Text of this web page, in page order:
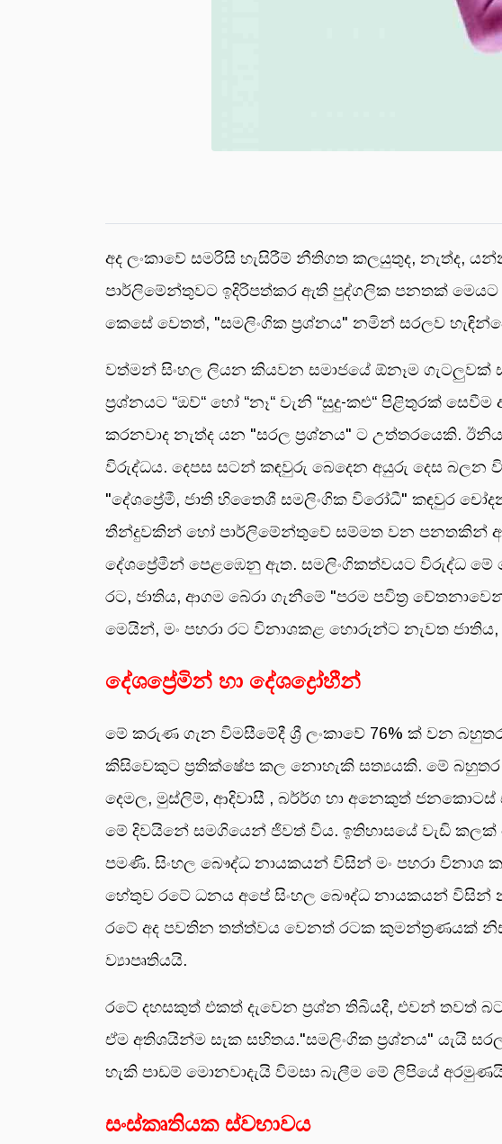
අද ලංකාවේ සමරිසි හැසිරීම් නීතිගත කලයුතුද, නැත්ද,
පාර්ලිමේන්තුවට ඉදිරිපත්කර ඇති පුද්ගලික පනතක්
කෙසේ වෙතත්, "සමලිංගික ප්‍රශ්නය" නමින් සරලව
වත්මන් සිංහල ලියන කියවන සමාජයේ ඕනෑම ගැටලුවක්
ප්‍රශ්නයට “ඔව්“ හෝ “නෑ“ වැනි “සුදු-කළු“ පිළිතුරක්
කරනවාද නැත්ද යන "සරල ප්‍රශ්නය" ට උත්තරයෙකි.
විරුද්ධය. දෙපස සටන් කඳවුරු බෙදෙන අයුරු දෙස බලන
"දේශප්‍රේමී, ජාති හිතෛශී සමලිංගික විරෝධී" කඳවුර
තීන්දුවකින් හෝ පාර්ලිමේන්තුවේ සම්මත වන පනතකින්
දේශප්‍රේමීන් පෙළඹෙනු ඇත. සමලිංගිකත්වයට විරුද්ධ
රට, ජාතිය, ආගම බේරා ගැනීමේ "පරම පවිත්‍ර
මෙයින්, මං පහරා රට විනාශකළ හොරුන්ට නැවත
දේශප්‍රේමින් හා දේශද්‍රෝහීන්
මේ කරුණ ගැන විමසීමේදී ශ්‍රී ලංකාවේ 76% ක් වන
කිසිවෙකුට ප්‍රතික්ෂේප කල නොහැකි සත්‍යයකි. මේ බහුතර
දෙමල, මුස්ලිම්, ආදිවාසී , බර්ර්ග හා අනෙකුත්
මේ දිවයිනේ සමගියෙන් ජිවත් විය. ඉතිහාසයේ වැඩි
පමණි. සිංහල බෞද්ධ නායකයන් විසින් මං පහරා විනාශ
හේතුව රටේ ධනය අපේ සිංහල බෞද්ධ නායකයන් විසින්
රටේ අද පවතින තත්ත්වය වෙනත් රටක කුමන්ත්‍රණයක්
ව්‍යාපෘතියයි.
රටේ දහසකුත් එකත් දැවෙන ප්‍රශ්න තිබියදී, එවන් තවත්
ඒම අතිශයින්ම සැක සහිතය."සමලිංගික ප්‍රශ්නය" යැයි
හැකි පාඩම් මොනවාදැයි විමසා බැලීම මේ ලිපියේ
සංස්කෘතියක ස්වභාවය